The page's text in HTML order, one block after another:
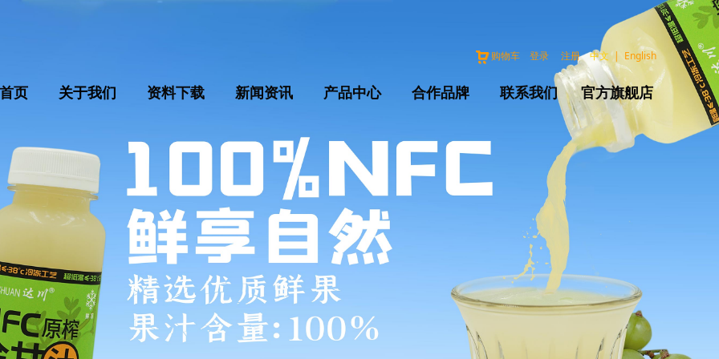
中文 | English
登录 注册
购物车
页 关于我们 资料下载 新闻资讯 产品中心 合作品牌 联系我们 官方旗舰店